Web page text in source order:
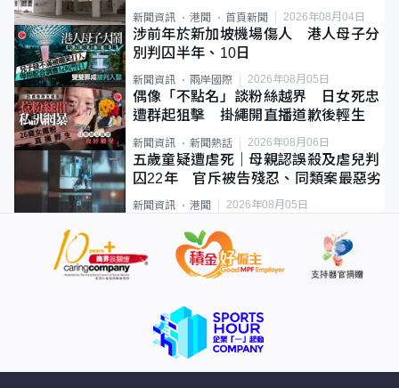
新聞資訊 港聞 首頁新聞 2026年08月04日
涉前年於新加坡機場傷人 港人母子分
別判囚半年、10日
新聞資訊 兩岸國際 2026年08月05日
偶像「不點名」談粉絲越界 日女死忠
遭群起狙擊 掛繩開直播道歉後輕生
新聞資訊 新聞熱話 2026年08月06日
五歲童疑遭虐死｜母親認誤殺及虐兒判
囚22年 官斥被告殘忍、同類案最惡劣
新聞資訊 港聞 2026年08月05日